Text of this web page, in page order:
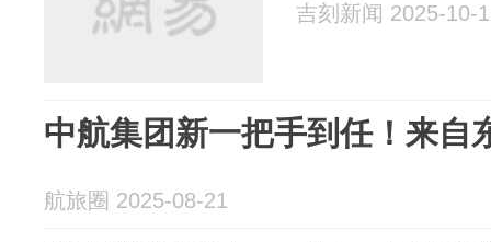
吉刻新闻 2025-10-
中航集团新一把手到任！来自
航旅圈 2025-08-21